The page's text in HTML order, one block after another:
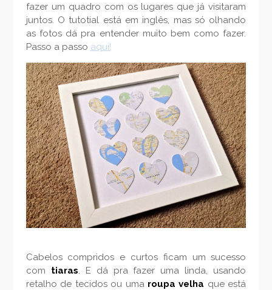
fazer um quadro com os lugares que já visitaram
juntos. O tutotial está em inglês, mas só olhando
as fotos dá pra entender muito bem como fazer.
Passo a passo aqui!
Cabelos compridos e curtos ficam um sucesso
com tiaras. E dá pra fazer uma linda, usando
retalho de tecidos ou umaroupa velha que está